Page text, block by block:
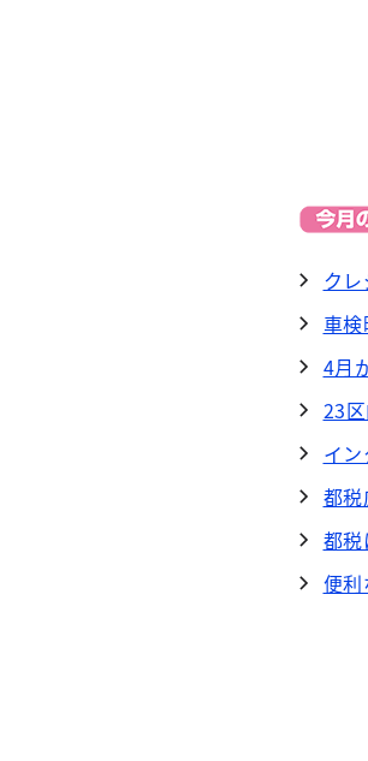
ク
車
4月
23
イ
都
都
便